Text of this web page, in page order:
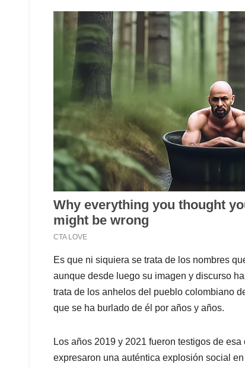
Es que ni siquiera se trata de los nombres
aunque desde luego su imagen y discurso
trata de los anhelos del pueblo colombiano
que se ha burlado de él por años y años.
Los años 2019 y 2021 fueron testigos de
expresaron una auténtica explosión social